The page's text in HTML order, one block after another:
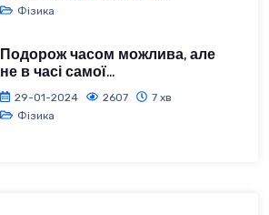
Фізика
Подорож часом можлива, але
не в часі самої...
29-01-2024 2607
7 хв
Фізика